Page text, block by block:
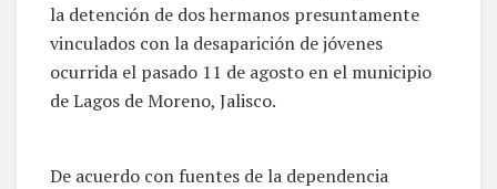
la detención de dos hermanos presuntamente
vinculados con la desaparición de jóvenes
ocurrida el pasado 11 de agosto en el municipio
de Lagos de Moreno, Jalisco.
De acuerdo con fuentes de la dependencia